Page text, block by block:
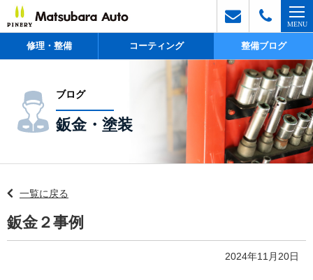
修理・整備 コーティング 整備ブログ
ブログ
鈑金・塗装
一覧に戻る
鈑金２事例
2024年11月20日